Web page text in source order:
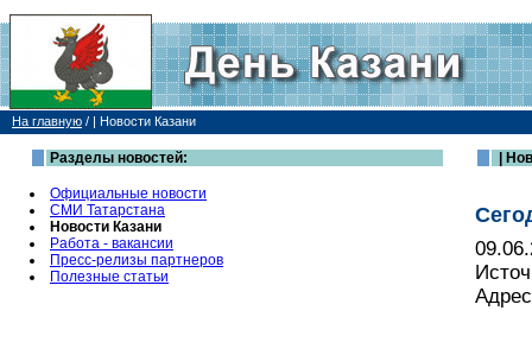
На главную / | Новости Казани
Разделы новостей:
Официальные новости
СМИ Татарстана
Новости Казани
Работа - вакансии
Пресс-релизы партнеров
Полезные статьи
|